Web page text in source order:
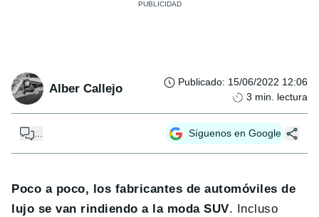
Alber Callejo Publicado: 15/06/2022 12:06
3 min. lectura
... Síguenos en Google
Poco a poco, los fabricantes de automóviles de
lujo se van rindiendo a la moda SUV. Incluso